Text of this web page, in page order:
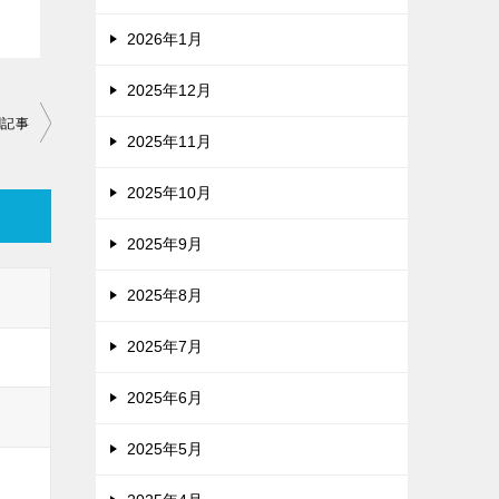
事
2026年1月
2025年12月
2025年11月
2025年10月
2025年9月
2025年8月
2025年7月
2025年6月
2025年5月